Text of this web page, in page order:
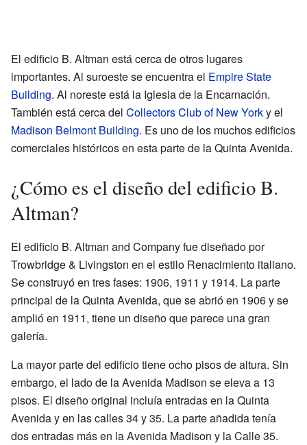
El edificio B. Altman está cerca de otros lugares
importantes. Al suroeste se encuentra el Empire State
Building. Al noreste está la Iglesia de la Encarnación.
También está cerca del Collectors Club of New Yorky el
Madison Belmont Building. Es uno de los muchos edificios
comerciales históricos en esta parte de la Quinta Avenida.
¿Cómo es el diseño del edificio B.
Altman?
El edificio B. Altman and Company fue diseñado por
Trowbridge & Livingston en el estilo Renacimiento italiano.
Se construyó en tres fases: 1906, 1911 y 1914. La parte
principal de la Quinta Avenida, que se abrió en 1906 y se
amplió en 1911, tiene un diseño que parece una gran
galería.
La mayor parte del edificio tiene ocho pisos de altura. Sin
embargo, el lado de la Avenida Madison se eleva a 13
pisos. El diseño original incluía entradas en la Quinta
Avenida y en las calles 34 y 35. La parte añadida tenía
dos entradas más en la Avenida Madison y la Calle 35.